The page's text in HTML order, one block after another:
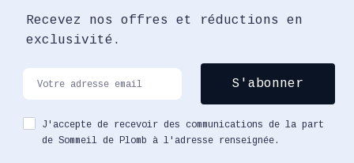
Recevez nos offres et réductions en
exclusivité.
J'accepte de recevoir des communications de la part
de Sommeil de Plomb à l'adresse renseignée.